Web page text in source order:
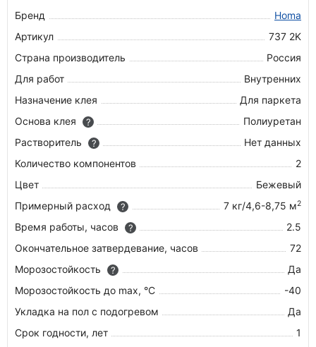
Бренд
Homa
Артикул
737 2K
Страна производитель
Россия
Для работ
Внутренних
Назначение клея
Для паркета
Основа клея
?
Полиуретан
Растворитель
?
Нет данных
Количество компонентов
2
Цвет
Бежевый
Примерный расход
? 7 кг/4,6-8,75 м2
Время работы, часов ?
2.5
Окончательное затвердевание, часов
72
Морозостойкость
?
Да
Морозостойкость до max, °C
-40
Укладка на пол c подогревом
Да
Срок годности, лет
1